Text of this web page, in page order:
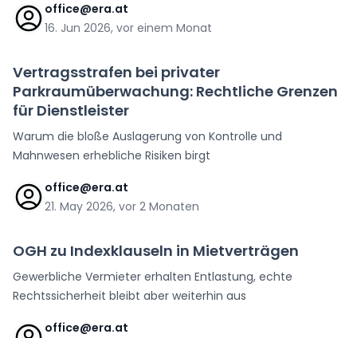
office@era.at
16. Jun 2026, vor einem Monat
Vertragsstrafen bei privater
Parkraumüberwachung: Rechtliche Grenzen
für Dienstleister
Warum die bloße Auslagerung von Kontrolle und
Mahnwesen erhebliche Risiken birgt
office@era.at
21. May 2026, vor 2 Monaten
OGH zu Indexklauseln in Mietverträgen
Gewerbliche Vermieter erhalten Entlastung, echte
Rechtssicherheit bleibt aber weiterhin aus
office@era.at